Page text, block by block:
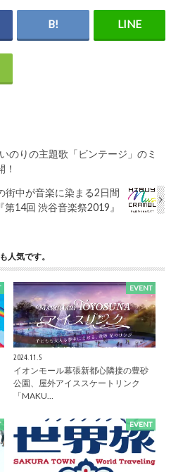
りの主題歌「ビンテージ」のミ
！
中が音楽に染まる2日間
『第14回 渋谷音楽祭2019』
人気です。
EVENT
2024.11.5
イオンモール幕張新都心隣接の豊砂
公園、屋外アイススケートリンク
「MAKU…
EVENT